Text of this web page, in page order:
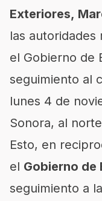
Exteriores,
las autoridades
el Gobierno de
seguimiento al
lunes 4 de
Sonora, al
Esto, en
el Gobierno de
seguimiento a